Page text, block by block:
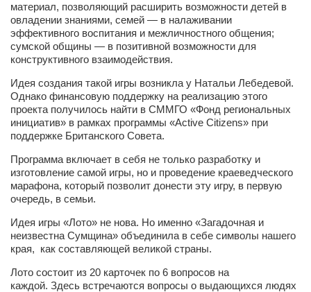
Валентин Бурый
Артём Мяус
Александра Сокол
Владимир Айзенберг
Игорь Добровольский
Ольга Козаченко
Оксана Скоробагатская
Александра Скорук
Ольга Чикина
материал, позволяющий расширить возможности детей в
овладении знаниями, семей — в налаживании
эффективного воспитания и межличностного общения;
сумской общины — в позитивной возможности для
конструктивного взаимодействия.
Идея создания такой игры возникла у Натальи Лебедевой.
Однако финансовую поддержку на реализацию этого
проекта получилось найти в СММГО «Фонд региональных
инициатив» в рамках программы «Active Citizens» при
поддержке Британского Совета.
Программа включает в себя не только разработку и
изготовление самой игры, но и проведение краеведческого
марафона, который позволит донести эту игру, в первую
очередь, в семьи.
Идея игры «Лото» не нова. Но именно «Загадочная и
неизвестна Сумщина» объединила в себе символы нашего
края, как составляющей великой страны.
Лото состоит из 20 карточек по 6 вопросов на
каждой. Здесь встречаются вопросы о выдающихся людях